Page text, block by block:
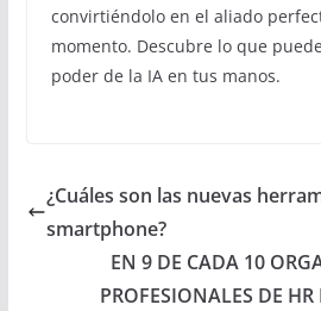
convirtiéndolo en el aliado
momento. Descubre lo que
poder de la IA en tus manos.
¿Cuáles son las nuevas
smartphone?
EN 9 DE CADA 10
PROFESIONALES DE